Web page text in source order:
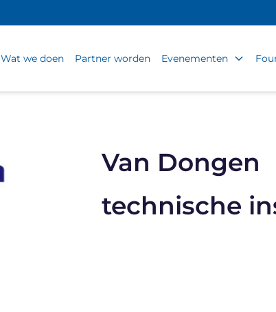
Wat we doen Partner worden Evenementen
Van Dongen
technische